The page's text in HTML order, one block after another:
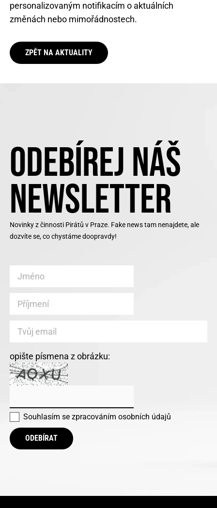
personalizovaným notifikacím o aktuálních
změnách nebo mimořádnostech.
ZPĚT NA AKTUALITY
ODEBÍREJ NÁŠ
NEWSLETTER
Novinky z činnosti Pirátů v Praze. Fake news tam nenajdete, ale
dozvíte se, co chystáme doopravdy!
opište písmena z obrázku:
Souhlasím se zpracováním osobních údajů
ODEBÍRAT